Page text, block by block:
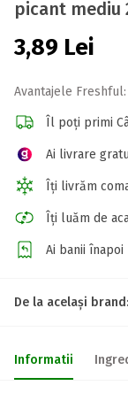
picant mediu
3,89 Lei
Avantajele Freshful:
Îl poți primi
Ai livrare
Îți livrăm
Îți luăm de
Ai banii
De la același brand:
Informatii